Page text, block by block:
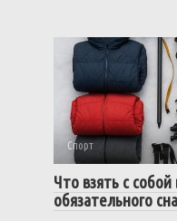
Спорт
Что взять с
обязательного